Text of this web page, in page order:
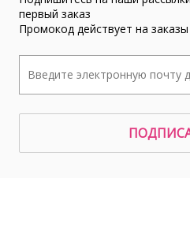
первый заказ
Промокод действует на